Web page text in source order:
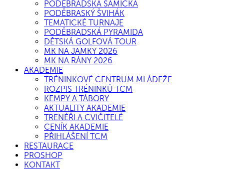
PODĚBRADSKÁ SAMIČKA
PODĚBRASKÝ ŠVIHÁK
TEMATICKÉ TURNAJE
PODĚBRADSKÁ PYRAMIDA
DĚTSKÁ GOLFOVÁ TOUR
MK NA JAMKY 2026
MK NA RÁNY 2026
AKADEMIE
TRÉNINKOVÉ CENTRUM MLÁDEŽE
ROZPIS TRÉNINKŮ TCM
KEMPY A TÁBORY
AKTUALITY AKADEMIE
TRENÉŘI A CVIČITELÉ
CENÍK AKADEMIE
PŘIHLÁŠENÍ TCM
RESTAURACE
PROSHOP
KONTAKT